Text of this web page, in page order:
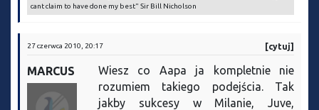
cant claim to have done my best" Sir Bill Nicholson
27 czerwca 2010, 20:17 [cytuj]
MARCUS
Wiesz co Aapa ja kompletnie nie
rozumiem takiego podejścia. Tak
jakby sukcesy w Milanie, Juve,